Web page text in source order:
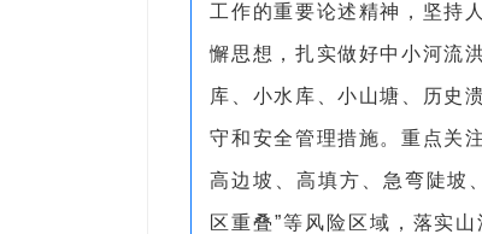
工作的重要论述精神，坚持
懈思想，扎实做好中小河流
库、小水库、小山塘、历史
守和安全管理措施。重点关
高边坡、高填方、急弯陡坡
区重叠”等风险区域，落实